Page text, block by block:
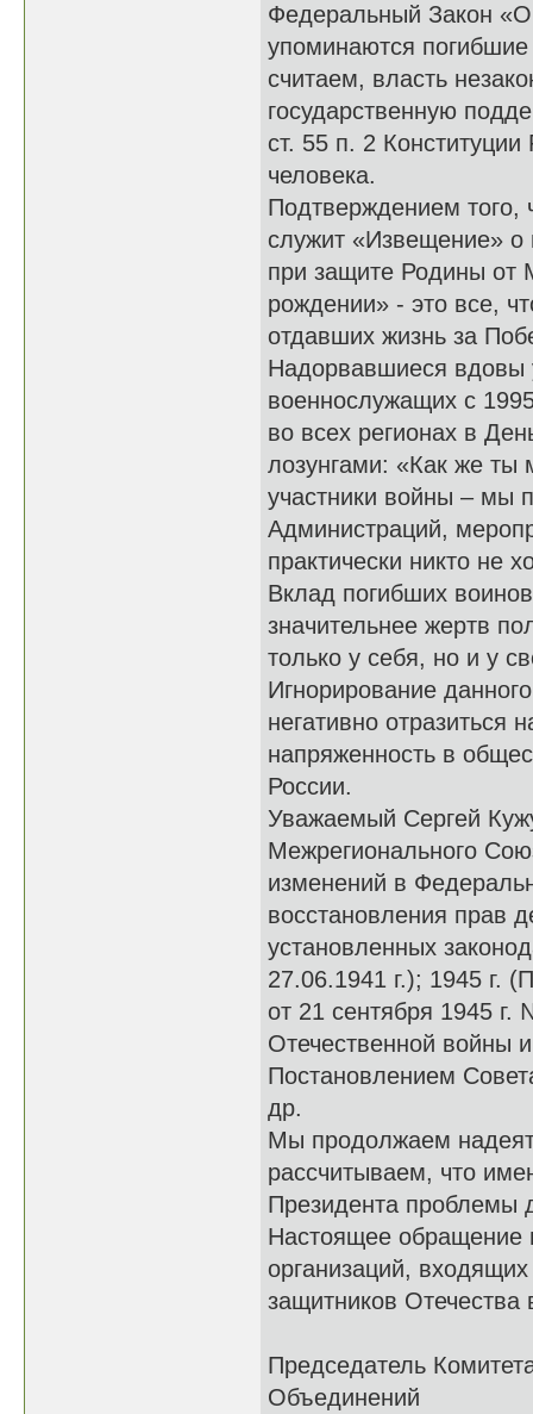
Федеральный Закон «О
упоминаются
считаем, власть
государственную
ст. 55 п. 2
человека.
Подтверждением того,
служит «Извещение» о
при защите Родины от
рождении» - это все,
отдавших жизнь за
Надорвавшиеся вдовы
военнослужащих с
во всех регионах в
лозунгами: «Как же ты
участники войны – мы
Администраций,
практически никто не
Вклад погибших
значительнее жертв
только у себя, но и у
Игнорирование
негативно отразиться
напряженность в
России.
Уважаемый Сергей
Межрегионального
изменений в
восстановления прав
установленных
27.06.1941 г.); 1945 г.
от 21 сентября 1945
Отечественной войны
Постановлением
др.
Мы продолжаем
рассчитываем, что
Президента проблемы
Настоящее обращение
организаций,
защитников Отечества
Председатель
Объединений